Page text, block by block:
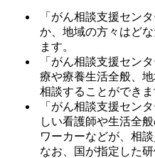
「がん相談支援セン
か、地域の方々はど
ます。
「がん相談支援セン
療や療養生活全般、
相談することができま
「がん相談支援セン
しい看護師や生活全
ワーカーなどが、相
なお、国が指定した